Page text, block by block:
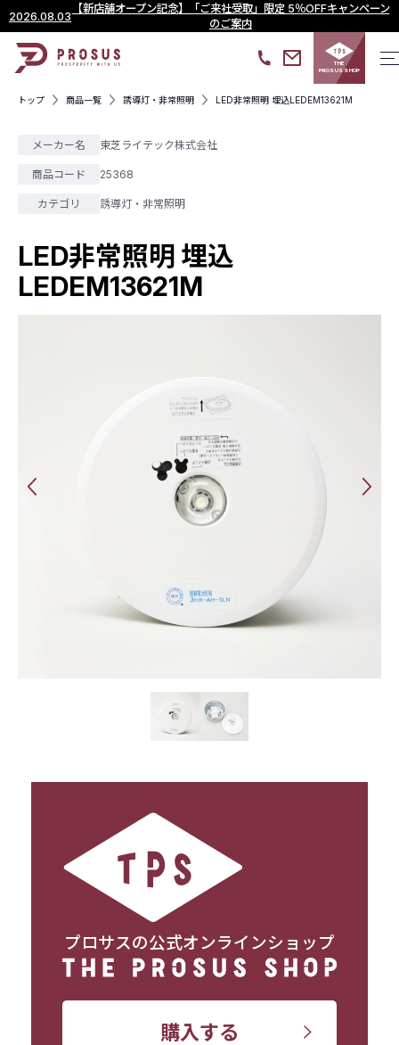
2026.08.03
【新店舗オープン記念】「ご来社受取」限定 5％OFFキャンペーン
のご案内
THE
PROSUS SHOP
トップ 商品一覧 誘導灯・非常照明 LED非常照明 埋込LEDEM13621M
メーカー名 東芝ライテック株式会社
商品コード 25368
カテゴリ 誘導灯・非常照明
LED非常照明 埋込
LEDEM13621M
プロサスの公式オンラインショップ
購入する